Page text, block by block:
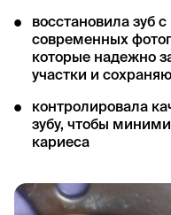
восстановила зуб
современных
которые надежно
участки и
контролировала
зубу, чтобы
кариеса